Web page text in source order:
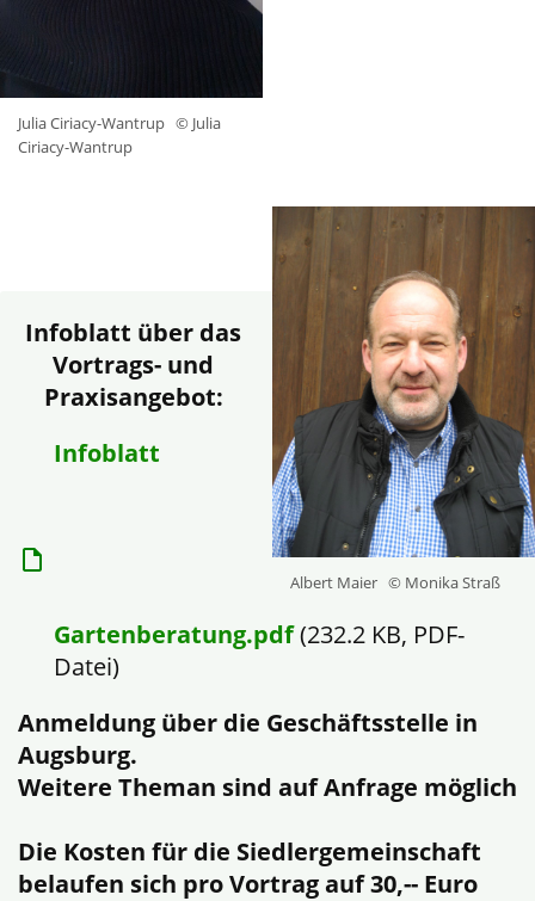
Julia Ciriacy-Wantrup © Julia
Ciriacy-Wantrup
Albert Maier © Monika Straß
Infoblatt über das
Vortrags- und
Praxisangebot:
Infoblatt
Gartenberatung.pdf(232.2 KB, PDF-
Datei)
Anmeldung über die Geschäftsstelle in
Augsburg.
Weitere Theman sind auf Anfrage möglich
Die Kosten für die Siedlergemeinschaft
belaufen sich pro Vortrag auf 30,-- Euro